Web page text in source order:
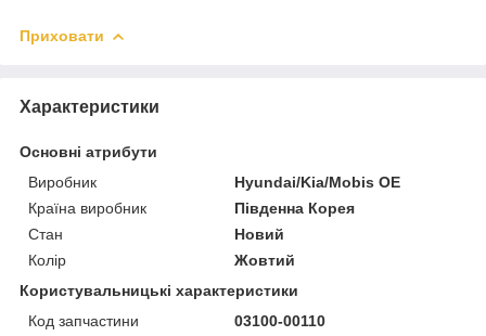
Приховати
Характеристики
Основні атрибути
Виробник
Hyundai/Kia/Mobis OE
Країна виробник
Південна Корея
Стан
Новий
Колір
Жовтий
Користувальницькі характеристики
Код запчастини
03100-00110